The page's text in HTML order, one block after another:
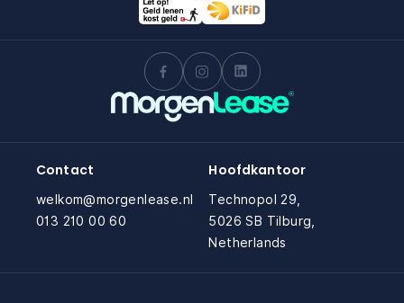
Contact
welkom@morgenlease.nl
013 210 00 60
Hoofdkantoor
Technopol 29,
5026 SB Tilburg,
Netherlands